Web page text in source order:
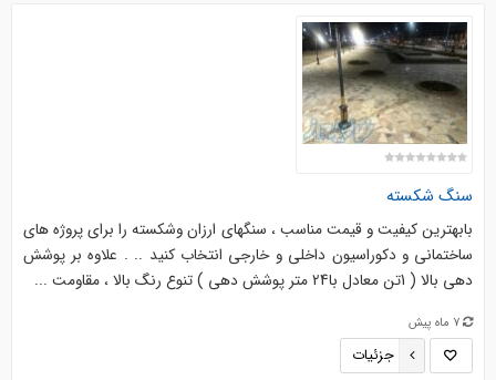
سنگ شکسته
بابهترین کیفیت و قیمت مناسب ، سنگهای ارزان وشکسته را برای پروژه های
ساختمانی و دکوراسیون داخلی و خارجی انتخاب کنید .. . علاوه بر پوشش
دهی بالا ( 1تن معادل با24 متر پوشش دهی ) تنوع رنگ بالا ، مقاومت ...
7 ماه پیش
جزئیات